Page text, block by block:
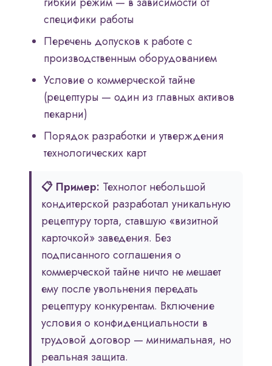
специфики работы
Перечень допусков к работе с
производственным оборудованием
Условие о коммерческой тайне
(рецептуры — один из главных активов
пекарни)
Порядок разработки и утверждения
технологических карт
📋 Пример: Технолог небольшой
кондитерской разработал уникальную
рецептуру торта, ставшую «визитной
карточкой» заведения. Без
подписанного соглашения о
коммерческой тайне ничто не мешает
ему после увольнения передать
рецептуру конкурентам. Включение
условия о конфиденциальности в
трудовой договор — минимальная, но
реальная защита.